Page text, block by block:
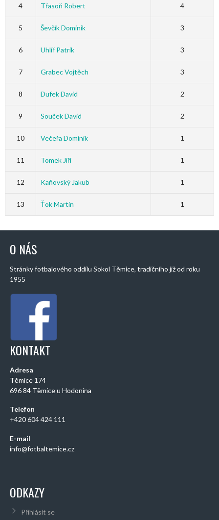
4 Třasoň Robert 4
5 Ševčík Dominik 3
6 Uhlíř Patrik 3
7 Grabec Vojtěch 3
8 Dufek David 2
9 Souček David 2
10 Večeřa Dominik 1
11 Tomek Jiří 1
12 Kaňovský Jakub 1
13 Ťok Martin 1
O NÁS
Stránky fotbalového oddílu Sokol Těmice, tradičního již od roku
1955
KONTAKT
Adresa
Těmice 174
696 84 Těmice u Hodonína
Telefon
+420 604 424 111
E-mail
info@fotbaltemice.cz
ODKAZY
Přihlásit se